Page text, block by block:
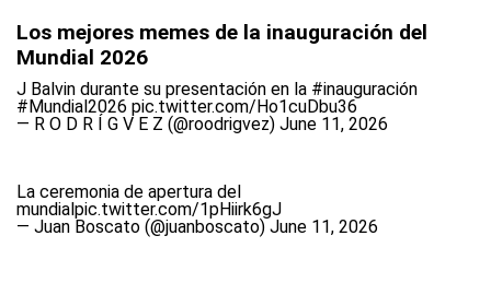
Los mejores memes de la inauguración del
Mundial 2026
J Balvin durante su presentación en la #inauguración
#Mundial2026 pic.twitter.com/Ho1cuDbu36
— R O D R Í G V E Z (@roodrigvez) June 11, 2026
La ceremonia de apertura del
mundialpic.twitter.com/1pHiirk6gJ
— Juan Boscato (@juanboscato) June 11, 2026